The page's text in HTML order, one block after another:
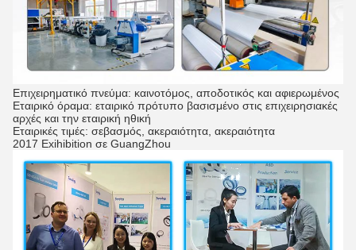
Επιχειρηματικό πνεύμα: καινοτόμος, αποδοτικός και αφιερωμένος
Εταιρικό όραμα: εταιρικό πρότυπο βασισμένο στις επιχειρησιακές
αρχές και την εταιρική ηθική
Εταιρικές τιμές: σεβασμός, ακεραιότητα, ακεραιότητα
2017 Exihibition σε GuangZhou